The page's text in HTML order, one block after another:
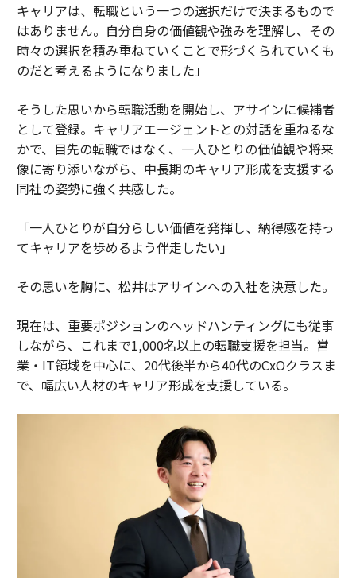
キャリアは、転職という一つの選択だけで決まるもので
はありません。自分自身の価値観や強みを理解し、その
時々の選択を積み重ねていくことで形づくられていくも
のだと考えるようになりました」
そうした思いから転職活動を開始し、アサインに候補者
として登録。キャリアエージェントとの対話を重ねるな
かで、目先の転職ではなく、一人ひとりの価値観や将来
像に寄り添いながら、中長期のキャリア形成を支援する
同社の姿勢に強く共感した。
「一人ひとりが自分らしい価値を発揮し、納得感を持っ
てキャリアを歩めるよう伴走したい」
その思いを胸に、松井はアサインへの入社を決意した。
現在は、重要ポジションのヘッドハンティングにも従事
しながら、これまで1,000名以上の転職支援を担当。営
業・IT領域を中心に、20代後半から40代のCxOクラスま
で、幅広い人材のキャリア形成を支援している。